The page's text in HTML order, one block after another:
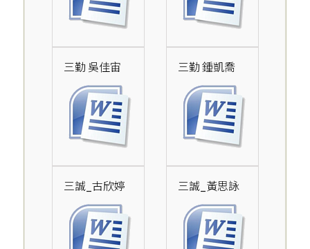
三勤 吳佳宙 三勤 鍾凱喬
三誠_古欣婷 三誠_黃思詠